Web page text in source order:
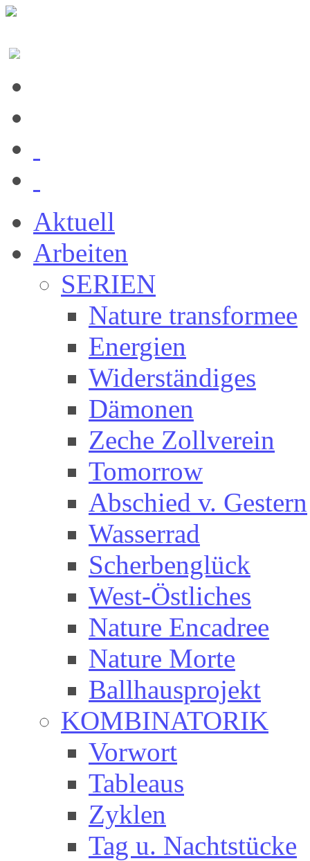
Aktuell
Arbeiten
SERIEN
Nature transformee
Energien
Widerständiges
Dämonen
Zeche Zollverein
Tomorrow
Abschied v. Gestern
Wasserrad
Scherbenglück
West-Östliches
Nature Encadree
Nature Morte
Ballhausprojekt
KOMBINATORIK
Vorwort
Tableaus
Zyklen
Tag u. Nachtstücke